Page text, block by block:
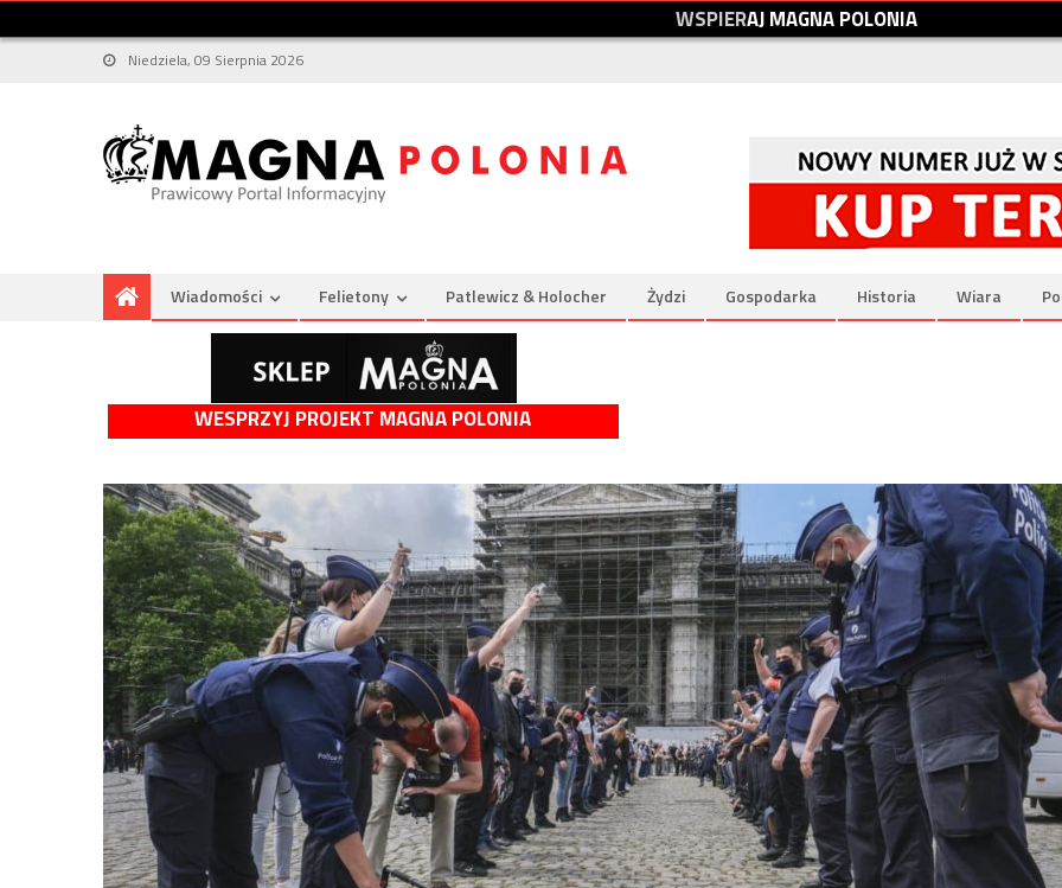
WSPIERAJMAGNAPOLONIA
Niedziela, 09 Sierpnia 2026
Wiadomości Felietony Patlewicz & Holocher Żydzi Gospodarka Historia Wiara
WESPRZYJ PROJEKT MAGNA POLONIA